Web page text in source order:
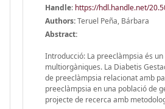
Handle: https://hdl.handle.net/
Authors:Teruel Peña, Bárbara
Abstract:
Introducció: La preeclàmpsia és
multiorgàniques. La Diabetis
de preeclàmpsia relacionat amb
preeclàmpsia en una població de
projecte de recerca amb